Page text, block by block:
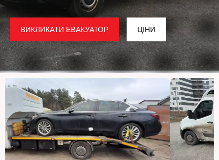
ВИКЛИКАТИ ЕВАКУАТОР ЦІНИ